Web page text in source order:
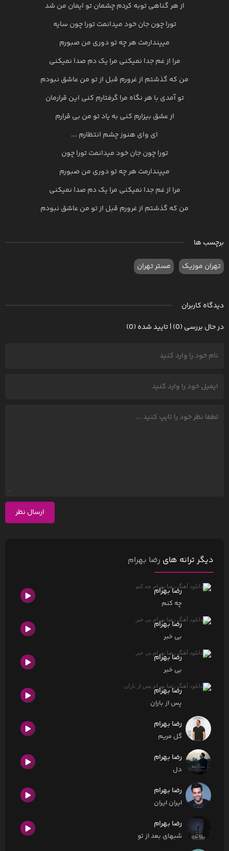
از هر گناهی توبه کردم چشمان تو ایمان من شد
تورا چون جان خود میدانمت تورا چون سایه
میپندارمت هر چه تو دوری من صبورم
مرا از غم جدا نمیکنی مرا یک دم صدا نمیکنی
من که گذشتم از غرورم قبل از تو من عاشق نبودم
تو آمدی با هر نگاه مرا گرفتارم کنی این قرارمان
از عشق بیزارم کنی به یاد تو من بی قرارم
ای وای هنوز چشم انتظارم ...
تورا چون جان خود میدانمت تورا چون
میپندارمت هر چه تو دوری من صبورم
مرا از غم جدا نمیکنی مرا یک دم صدا نمیکنی
من که گذشتم از غرورم قبل از تو من عاشق نبودم
برچسب ها
تهران موزیک مستر تهران
دیدگاه کاربران
در حال بررسی (0) | تایید شده (0)
ارسال نظر
دیگر ترانه های رضا بهرام
رضا بهرام
چه کنم
رضا بهرام
بی خبر
رضا بهرام
بی خبر
رضا بهرام
پس از باران
رضا بهرام
گل مریم
رضا بهرام
دل
رضا بهرام
ایران ایران
رضا بهرام
شبهای بعد از تو